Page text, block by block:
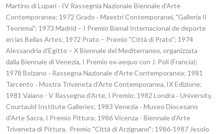
Martino di Lupari ‑ IV Rassegnia Nazionale Biennale d'Arte
Contemporanea; 1972 Grado ‑ Maestri Contemporanei, "Galleria Il
Teorema"; 1973 Madrid – I Premio Bienal Internacional de deporte
en las Bellas Artes; 1972 Prato – Premio "Città di Prato"; 1974
Alessandria d'Egitto – X Biennale del Mediterraneo, organizzata
dalla Biennale di Venezia, I Premio ex‑aequo con J. Poli (Francia);
1978 Bolzano ‑ Rassegna Nazionale d'Arte Contemporanea; 1981
Tarcento ‑ Mostra Triveneta d'Arte ­Contemporanea, IX Edizione;
1981 Vaiano - V Rassegna d'Arte, I Premio; 1982 Londra ‑ University,
Courtauld Institute Galleries; 1983 Venezia ‑ Museo Diocesano
d'Arte Sacra, I Premio Pittura; 1986 Vicenza - Biennale d'Arte
Triveneta di Pittura, Premio "Città di Arzignano"; 1986‑1987 Jesolo